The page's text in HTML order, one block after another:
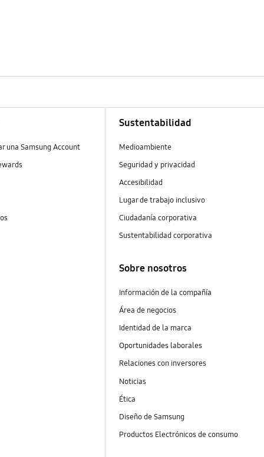
una Samsung Account
Sustentabilidad
Medioambiente
Seguridad y privacidad
Accesibilidad
Lugar de trabajo inclusivo
Ciudadanía corporativa
Sustentabilidad corporativa
Sobre nosotros
Información de la compañía
Área de negocios
Identidad de la marca
Oportunidades laborales
Relaciones con inversores
Noticias
Ética
Diseño de Samsung
Productos Electrónicos de consumo